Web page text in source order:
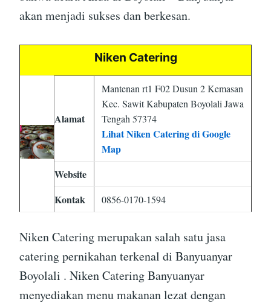
akan menjadi sukses dan berkesan.
Niken Catering
Alamat
Mantenan rt1 F02 Dusun 2 Kemasan
Kec. Sawit Kabupaten Boyolali Jawa
Tengah 57374
Lihat Niken Catering di Google
Map
Website
Kontak
0856-0170-1594
Niken Catering merupakan salah satu jasa
catering pernikahan terkenal di Banyuanyar
Boyolali . Niken Catering Banyuanyar
menyediakan menu makanan lezat dengan